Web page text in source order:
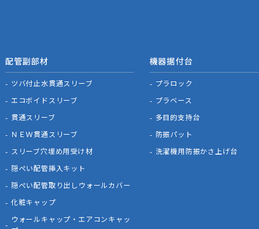
配管副部材
ツバ付止水貫通スリーブ
エコボイドスリーブ
貫通スリーブ
ＮＥＷ貫通スリーブ
スリーブ穴埋め用受け材
隠ぺい配管挿入キット
隠ぺい配管取り出しウォールカバー
化粧キャップ
ウォールキャップ・エアコンキャッ
機器据付台
プラロック
プラベース
多目的支持台
防振パット
洗濯機用防振かさ上げ台